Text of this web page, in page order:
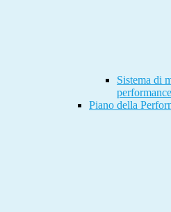
Sistema di
performance
Piano della